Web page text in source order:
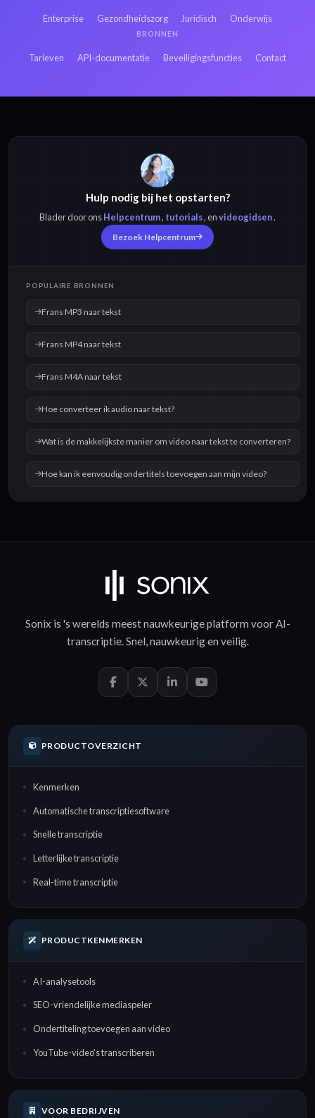
Frans M4A naar
Frans OPUS naar
Enterprise Gezondheidszorg Juridisch Onderwijs
BRONNEN
Tarieven API-documentatie Beveiligingsfuncties Contact
Hulp nodig bij het opstarten?
Blader door onsHelpcentrum, tutorials, envideogidsen.
Bezoek Helpcentrum
POPULAIRE BRONNEN
Frans MP3 naar tekst
Frans MP4 naar tekst
Frans M4A naar tekst
Hoe converteer ik audio naar tekst?
Wat is de makkelijkste manier om video naar tekst te converteren?
Hoe kan ik eenvoudig ondertitels toevoegen aan mijn video?
Sonix is 's werelds meest nauwkeurige platform voorAI-
transcriptie.Snel,nauwkeurigen veilig.
PRODUCTOVERZICHT
Kenmerken
Automatische transcriptiesoftware
Snelle transcriptie
Letterlijke transcriptie
Real-time transcriptie
PRODUCTKENMERKEN
AI-analysetools
SEO-vriendelijke mediaspeler
Ondertiteling toevoegen aan video
YouTube-video's transcriberen
VOOR BEDRIJVEN